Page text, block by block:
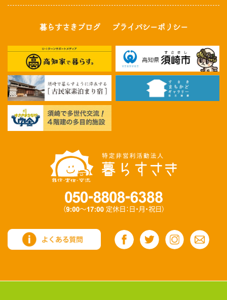
暮らすさきブログ プライバシーポリシー